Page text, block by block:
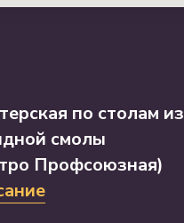
по столам из
смолы
Профсоюзная)